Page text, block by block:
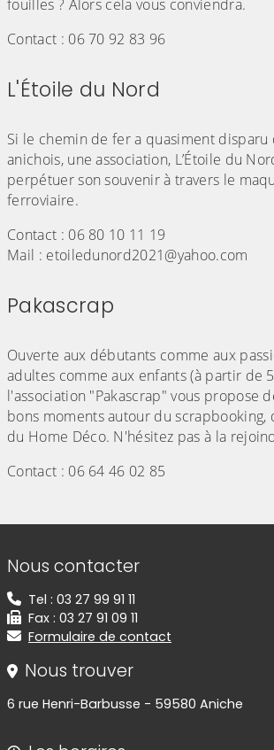
fouilles ? Alors cela vous conviendra.
Contact : 06 70 92 83 96
L'Étoile du Nord
Si le chemin de fer a quasiment disparu
anichois, une association, L’Étoile du
perpétuer son souvenir à travers le
ferroviaire.
Contact : 06 80 10 11 19
Mail : etoiledunord2021@yahoo.com
Pakascrap
Ouverte aux débutants comme aux
adultes comme aux enfants (à partir de
l'association "Pakascrap" vous propose
bons moments autour du scrapbooking,
du Home Déco. N'hésitez pas à la
Contact : 06 64 46 02 85
Informations de contact
Nous contacter
Tel : 03 27 99 91 11
Fax : 03 27 91 09 11
Formulaire de contact
Nous trouver
6 rue Henri-Barbusse - 59580 Aniche